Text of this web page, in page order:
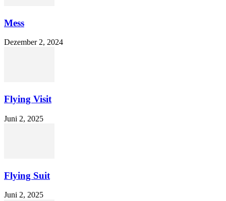
Mess
Dezember 2, 2024
Flying Visit
Juni 2, 2025
Flying Suit
Juni 2, 2025